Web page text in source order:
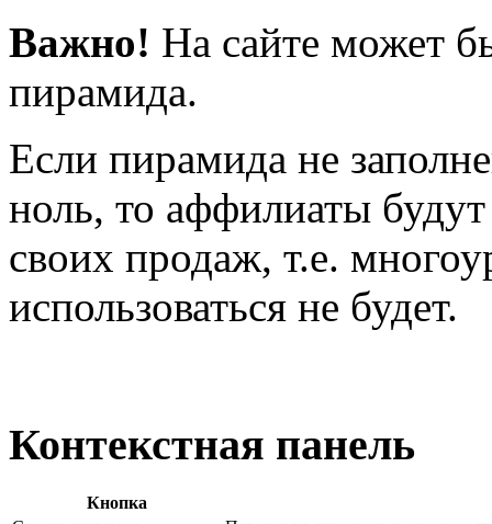
Важно! На сайте может
пирамида.
Если пирамида не
ноль, то аффилиаты
своих продаж, т.е.
использоваться не будет.
Контекстная панель
Кнопка